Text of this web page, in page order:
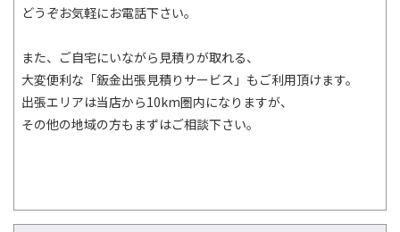
どうぞお気軽にお電話下さい。
また、ご自宅にいながら見積りが取れる、
大変便利な「鈑金出張見積りサービス」もご利用頂けます。
出張エリアは当店から10km圏内になりますが、
その他の地域の方もまずはご相談下さい。